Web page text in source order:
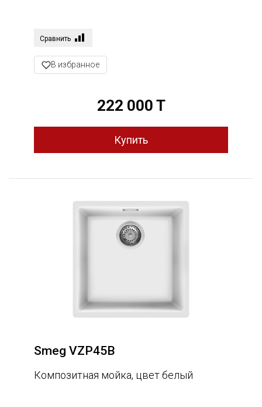
Сравнить
В избранное
222 000 T
Smeg VZP45B
Композитная мойка, цвет белый